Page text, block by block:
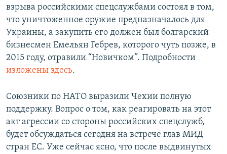
взрыва российскими спецслужбами состоял в том,
что уничтоженное оружие предназначалось для
Украины, а закупить его должен был болгарский
бизнесмен Емельян Гебрев, которого чуть позже, в
2015 году, отравили “Новичком”. Подробности
изложены здесь.
Союзники по НАТО выразили Чехии полную
поддержку. Вопрос о том, как реагировать на этот
акт агрессии со стороны российских спецслужб,
будет обсуждаться сегодня на встрече глав МИД
стран ЕС. Уже сейчас ясно, что после выдвинутых